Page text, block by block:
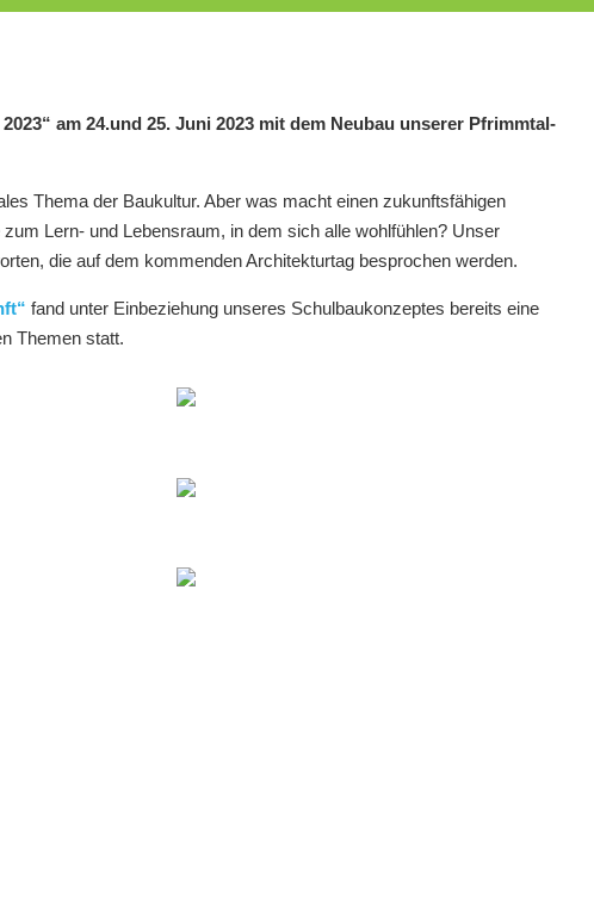
am 24.und 25. Juni 2023 mit dem Neubau unserer Pfrimmtal-
Thema der Baukultur. Aber was macht einen zukunftsfähigen
Lern- und Lebensraum, in dem sich alle wohlfühlen? Unser
die auf dem kommenden Architekturtag besprochen werden.
fand unter Einbeziehung unseres Schulbaukonzeptes bereits eine
Themen statt.